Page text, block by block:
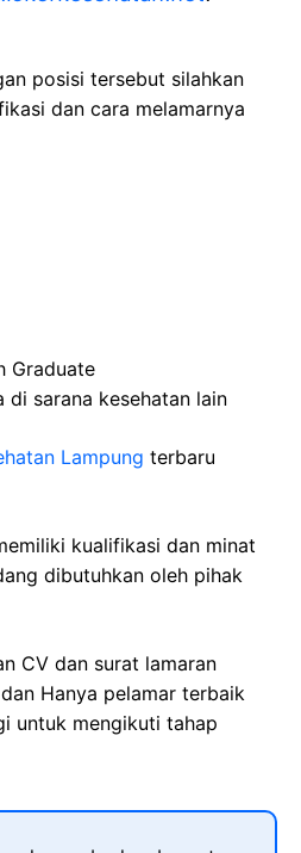
posisi tersebut silahkan
dan cara melamarnya
Graduate
di sarana kesehatan lain
Lampung terbaru
kualifikasi dan minat
dibutuhkan oleh pihak
CV dan surat lamaran
Hanya pelamar terbaik
untuk mengikuti tahap